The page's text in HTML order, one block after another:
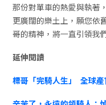
那份對單車的熱愛與執著
更廣闊的樂土上，願您依
哥的精神，將一直引領我
延伸閱讀
標哥「完騎人生」 全球